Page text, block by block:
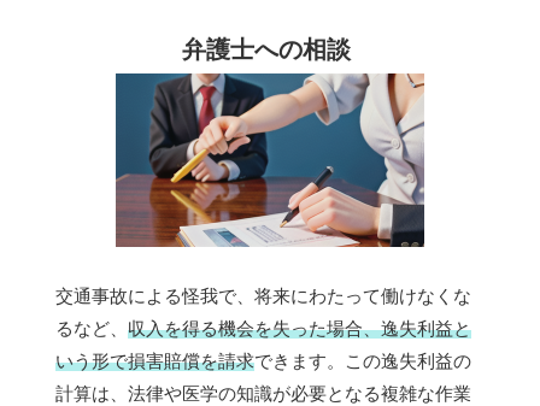
弁護士への相談
交通事故による怪我で、将来にわたって働けなくな
るなど、 収入を得る機会を失った場合、逸失利益と
いう形で損害賠償を請求できます。この逸失利益の
計算は、法律や医学の知識が必要となる複雑な作業